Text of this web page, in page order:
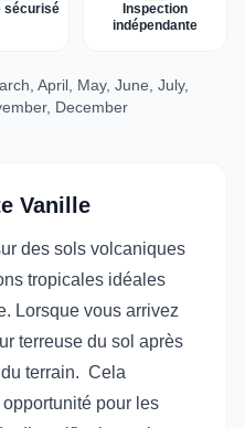
sécurisé
Inspection
indépendante
April, May, June, July,
December
Vanille
des sols volcaniques
tropicales idéales
Lorsque vous arrivez
terreuse du sol après
terrain. Cela
pour les